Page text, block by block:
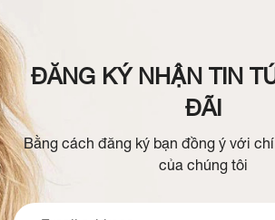
ĐĂNG KÝ NHẬN TIN
ĐÃI
Bằng cách đăng ký bạn đồng ý với
của chúng tôi